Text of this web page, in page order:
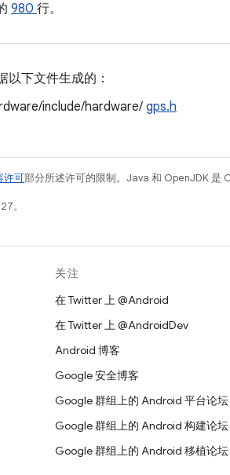
980 行。
以下文件生成的：
include/hardware/ gps.h
许可部分所述许可的限制。Java 和 OpenJDK 是
。
关注
在 Twitter 上 @Android
在 Twitter 上 @AndroidDev
Android 博客
Google 安全博客
Google 群组上的 Android 平台论坛
Google 群组上的 Android 构建论坛
Google 群组上的 Android 移植论坛